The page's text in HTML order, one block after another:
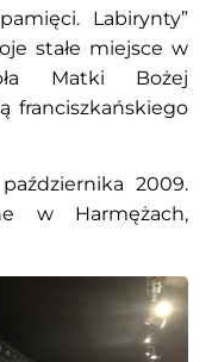
Labirynty”
stałe miejsce w
Matki Bożej
franciszkańskiego
2009.
w Harmężach,